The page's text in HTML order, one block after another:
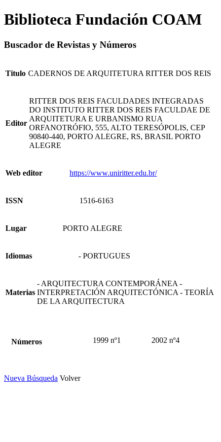
Biblioteca Fundación COAM
Buscador de Revistas y Números
Titulo CADERNOS DE ARQUITETURA RITTER DOS REIS
Editor
RITTER DOS REIS FACULDADES INTEGRADAS
DO INSTITUTO RITTER DOS REIS FACULDAE DE
ARQUITETURA E URBANISMO RUA
ORFANOTRÓFIO, 555, ALTO TERESÓPOLIS, CEP
90840-440, PORTO ALEGRE, RS, BRASIL PORTO
ALEGRE
Web editor https://www.uniritter.edu.br/
ISSN 1516-6163
Lugar PORTO ALEGRE
Idiomas - PORTUGUES
Materias
- ARQUITECTURA CONTEMPORÁNEA -
INTERPRETACIÓN ARQUITECTÓNICA - TEORÍA
DE LA ARQUITECTURA
Números 1999 nº1 2002 nº4
Nueva Búsqueda Volver